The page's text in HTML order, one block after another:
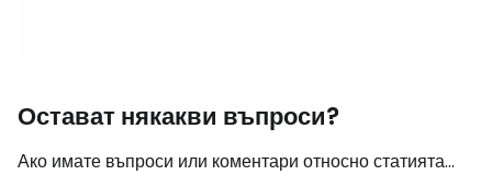
Остават някакви въпроси?
Ако имате въпроси или коментари относно статията...